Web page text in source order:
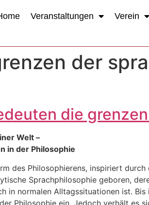
Veranstaltungen Verein
der
die
Welt –
in der Philosophie
des Philosophierens, inspiriert
Sprachphilosophie geboren,
in normalen Alltagssituationen ist.
Philosophie ein. Jedoch verhält es